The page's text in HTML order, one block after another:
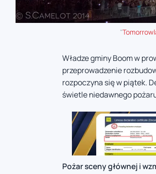
"
Władze gminy Boom w
przeprowadzenie
rozpoczyna się w piątek.
świetle niedawnego
Pożar sceny głównej i